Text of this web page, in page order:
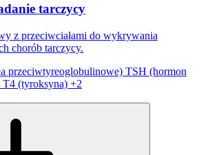
tarczycy
z przeciwciałami do wykrywania
chorób tarczycy.
przeciwtyreoglobulinowe) TSH (hormon
T4 (tyroksyna) +2